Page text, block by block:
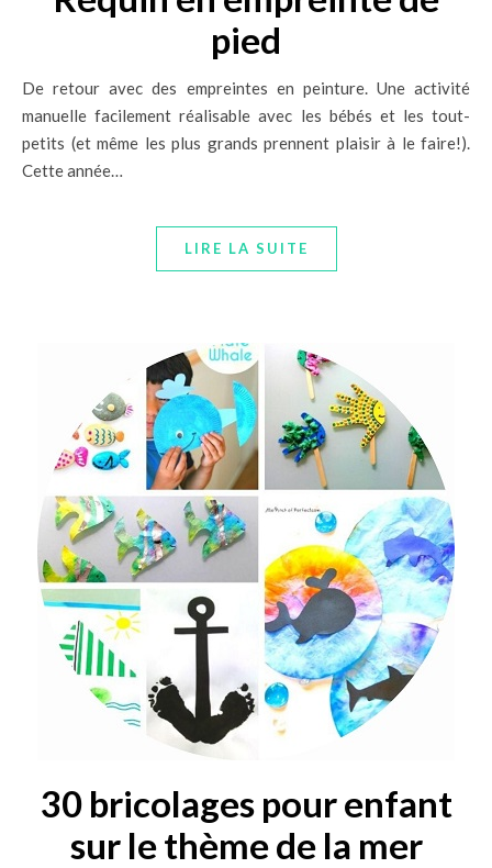
pied
De retour avec des empreintes en peinture. Une activité
manuelle facilement réalisable avec les bébés et les tout-
petits (et même les plus grands prennent plaisir à le faire!).
Cette année…
LIRE LA SUITE
30 bricolages pour enfant
sur le thème de la mer